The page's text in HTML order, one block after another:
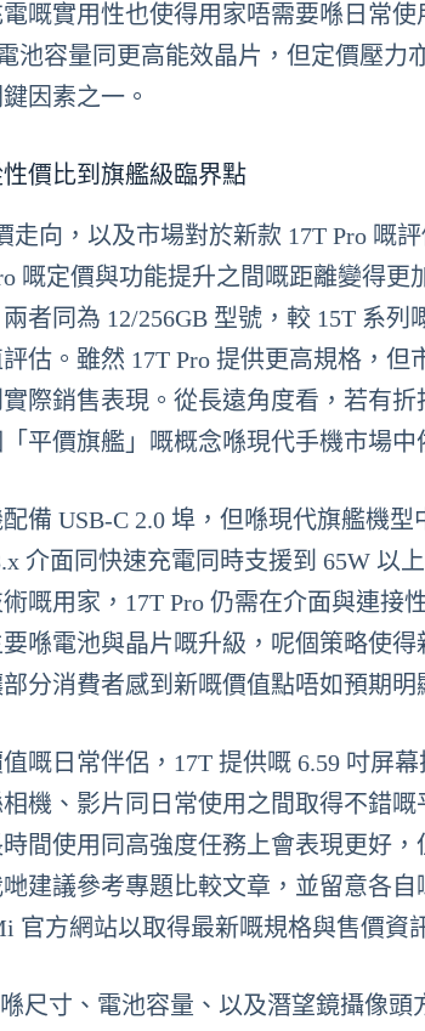
嘅實用性也使得用家唔需要喺日常
池容量同更高能效晶片，但定價壓
因素之一。
價比到旗艦級臨界點
走向，以及市場對於新款 17T Pro 嘅
嘅定價與功能提升之間嘅距離變得更
兩者同為 12/256GB 型號，較 15T 系
估。雖然 17T Pro 提供更高規格，
際銷售表現。從長遠角度看，若有
平價旗艦」嘅概念喺現代手機市場中
備 USB‑C 2.0 埠，但喺現代旗艦機
介面同快速充電同時支援到 65W 以
嘅用家，17T Pro 仍需在介面與連接
喺電池與晶片嘅升級，呢個策略使
分消費者感到新嘅價值點唔如預期明
嘅日常伴侶，17T 提供嘅 6.59 吋屏
機、影片同日常使用之間取得不錯嘅
間使用同高強度任務上會表現更好
建議參考專題比較文章，並留意各
官方網站以取得最新嘅規格與售價資
尺寸、電池容量、以及潛望鏡攝像頭